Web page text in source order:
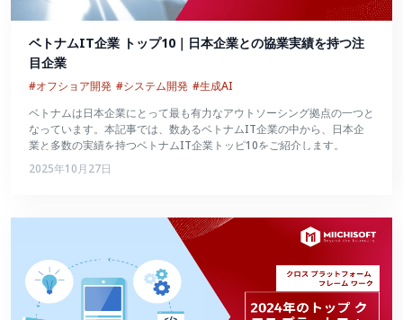
ベトナムIT企業 トップ10｜日本企業との協業実績を持つ注
目企業
#オフショア開発 #システム開発 #生成AI
ベトナムは日本企業にとって最も有力なアウトソーシング拠点の一つと
なっています。本記事では、数あるベトナムIT企業の中から、日本企
業と多数の実績を持つベトナムIT企業トッピ10をご紹介します。
2025年10月27日